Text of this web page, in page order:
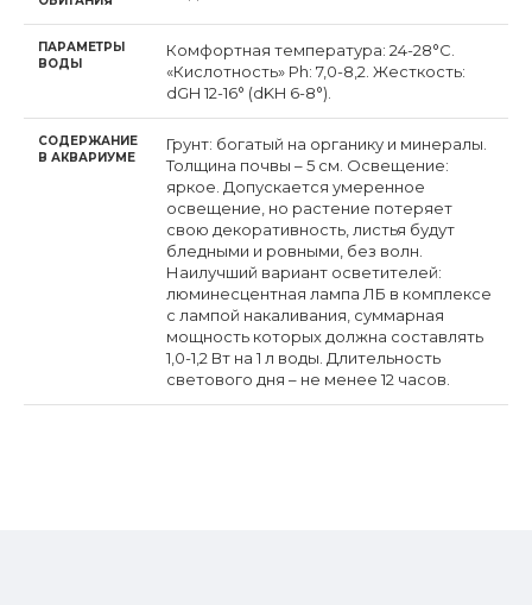
ПАРАМЕТРЫ
ВОДЫ
Комфортная температура: 24-28°С.
«Кислотность» Ph: 7,0-8,2. Жесткость:
dGH 12-16° (dKH 6-8°).
СОДЕРЖАНИЕ
В АКВАРИУМЕ
Грунт: богатый на органику и минералы.
Толщина почвы – 5 см. Освещение:
яркое. Допускается умеренное
освещение, но растение потеряет
свою декоративность, листья будут
бледными и ровными, без волн.
Наилучший вариант осветителей:
люминесцентная лампа ЛБ в комплексе
с лампой накаливания, суммарная
мощность которых должна составлять
1,0-1,2 Вт на 1 л воды. Длительность
светового дня – не менее 12 часов.